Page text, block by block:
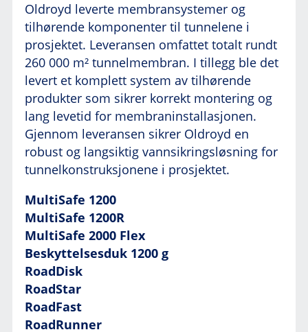
Oldroyd leverte membransystemer og
tilhørende komponenter til tunnelene i
prosjektet. Leveransen omfattet totalt rundt
260 000 m² tunnelmembran. I tillegg ble det
levert et komplett system av tilhørende
produkter som sikrer korrekt montering og
lang levetid for membraninstallasjonen.
Gjennom leveransen sikrer Oldroyd en
robust og langsiktig vannsikringsløsning for
tunnelkonstruksjonene i prosjektet.
MultiSafe 1200
MultiSafe 1200R
MultiSafe 2000 Flex
Beskyttelsesduk 1200 g
RoadDisk
RoadStar
RoadFast
RoadRunner